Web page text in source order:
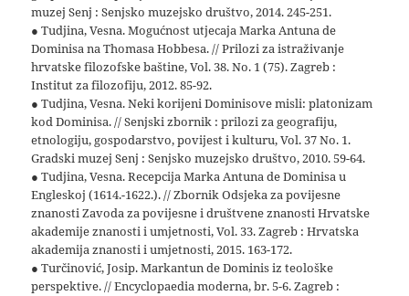
muzej Senj : Senjsko muzejsko društvo, 2014. 245-251.
● Tudjina, Vesna. Mogućnost utjecaja Marka Antuna de
Dominisa na Thomasa Hobbesa. // Prilozi za istraživanje
hrvatske filozofske baštine, Vol. 38. No. 1 (75). Zagreb :
Institut za filozofiju, 2012. 85-92.
● Tudjina, Vesna. Neki korijeni Dominisove misli: platonizam
kod Dominisa. // Senjski zbornik : prilozi za geografiju,
etnologiju, gospodarstvo, povijest i kulturu, Vol. 37 No. 1.
Gradski muzej Senj : Senjsko muzejsko društvo, 2010. 59-64.
● Tudjina, Vesna. Recepcija Marka Antuna de Dominisa u
Engleskoj (1614.-1622.). // Zbornik Odsjeka za povijesne
znanosti Zavoda za povijesne i društvene znanosti Hrvatske
akademije znanosti i umjetnosti, Vol. 33. Zagreb : Hrvatska
akademija znanosti i umjetnosti, 2015. 163-172.
● Turčinović, Josip. Markantun de Dominis iz teološke
perspektive. // Encyclopaedia moderna, br. 5-6. Zagreb :